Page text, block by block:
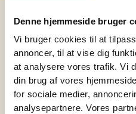
Denne hjemmeside bruger
Vi bruger cookies til at
annoncer, til at vise dig
at analysere vores trafik. Vi
din brug af vores
for sociale medier,
analysepartnere. Vores
CookieCo
nsent
Cookiebo
t